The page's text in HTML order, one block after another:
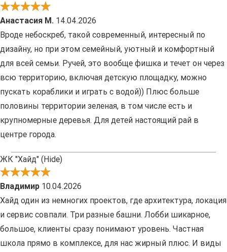
Анастасия М. 14.04.2026
Вроде небоскреб, такой современный, интересный по
дизайну, но при этом семейный, уютный и комфортный
для всей семьи. Ручей, это вообще фишка и течет он через
всю территорию, включая детскую площадку, можно
пускать кораблики и играть с водой)) Плюс больше
половины территории зеленая, в том числе есть и
крупномерные деревья. Для детей настоящий рай в
центре города.
ЖК "Хайд" (Hide)
Владимир 10.04.2026
Хайд один из немногих проектов, где архитектура, локация
и сервис совпали. Три разные башни. Лобби шикарное,
большое, клиенты сразу понимают уровень. Частная
школа прямо в комплексе, для нас жирный плюс. И виды